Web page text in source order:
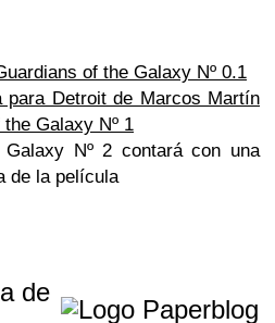
of the Galaxy Nº 0.1
para Detroit de Marcos Martín
Galaxy Nº 1
Nº 2 contará con una
de la película
de